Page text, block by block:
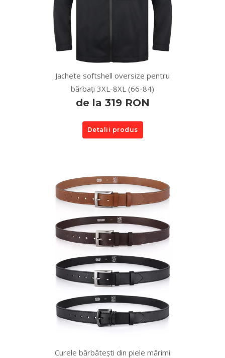
Jachete softshell oversize pentru
bărbați 3XL-8XL (66-84)
de la 319 RON
Detalii produs
Curele bărbătești din piele mărimi